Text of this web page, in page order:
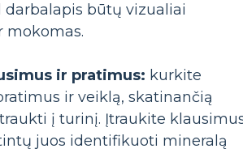
darbalapis būtų vizualiai
mokomas.
ir pratimus: kurkite
ir veiklą, skatinančią
į turinį. Įtraukite
juos identifikuoti mineralą